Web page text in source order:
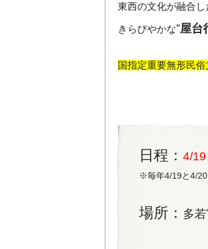
東西の文化が融合し
きらびやかな”屋台
国指定重要無形民
日程： 4/19
※毎年4/19と4/20
場所： 多